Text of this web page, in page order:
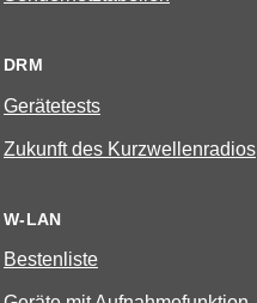
DRM
Gerätetests
Zukunft des Kurzwellenradios
W-LAN
Bestenliste